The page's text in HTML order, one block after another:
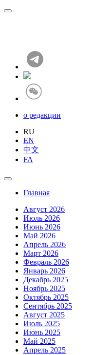
о редакции
RU
EN
中文
FA
Главная
Август 2026
Июль 2026
Июнь 2026
Май 2026
Апрель 2026
Март 2026
Февраль 2026
Январь 2026
Декабрь 2025
Ноябрь 2025
Октябрь 2025
Сентябрь 2025
Август 2025
Июль 2025
Июнь 2025
Май 2025
Апрель 2025